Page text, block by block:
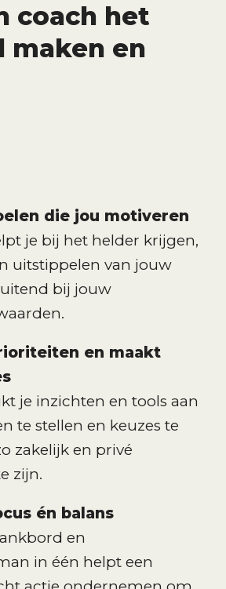
coach het
maken en
die jou motiveren
je bij het helder krijgen,
uitstippelen van jouw
bij jouw
en maakt
je inzichten en tools aan
te stellen en keuzes te
zakelijk en privé
zijn.
én balans
en
in één helpt een